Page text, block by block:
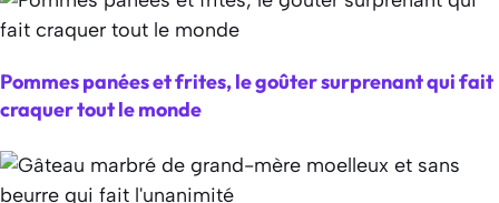
Pommes panées et frites, le goûter surprenant qui fait
craquer tout le monde